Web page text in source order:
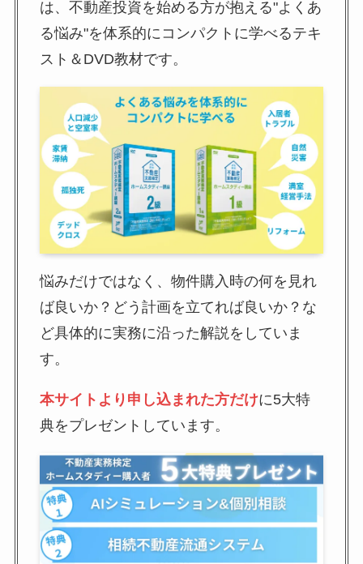
は、不動産投資を始める方が抱える"よくあ
る悩み"を体系的にコンパクトに学べるテキ
スト＆DVD教材です。
悩みだけではなく、物件購入時の何を見れ
ば良いか？どう計画を立てれば良いか？な
ど具体的に実務に沿った解説をしていま
す。
本サイトより申し込まれた方だけに5大特
典をプレゼントしています。